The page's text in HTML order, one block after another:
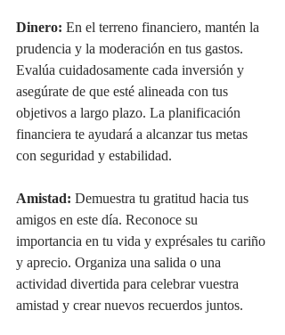
Dinero: En el terreno financiero, mantén la
prudencia y la moderación en tus gastos.
Evalúa cuidadosamente cada inversión y
asegúrate de que esté alineada con tus
objetivos a largo plazo. La planificación
financiera te ayudará a alcanzar tus metas
con seguridad y estabilidad.
Amistad: Demuestra tu gratitud hacia tus
amigos en este día. Reconoce su
importancia en tu vida y exprésales tu cariño
y aprecio. Organiza una salida o una
actividad divertida para celebrar vuestra
amistad y crear nuevos recuerdos juntos.